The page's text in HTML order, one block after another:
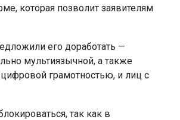
которая позволит заявителям
его доработать —
мультиязычной, а также
грамотностью, и лиц с
так как в